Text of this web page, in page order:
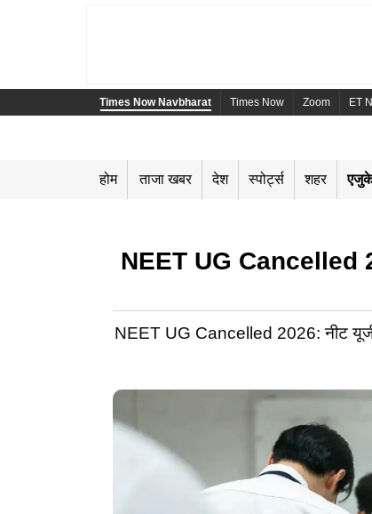
Times Now Navbharat Times Now Zoom ET
होम ताजा खबर देश स्पोर्ट्स शहर
NEET UG Cancelled
NEET UG Cancelled 2026: नीट यूजी